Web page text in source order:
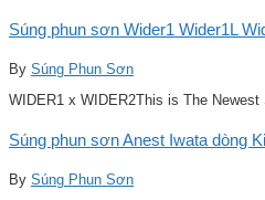
Súng phun sơn Wider1 Wider1L
By Súng Phun Sơn
WIDER1 x WIDER2This is The
Súng phun sơn Anest Iwata dòng
By Súng Phun Sơn